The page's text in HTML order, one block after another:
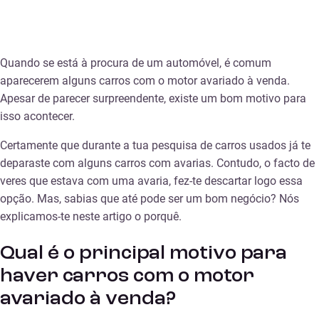
Quando se está à procura de um automóvel, é comum
aparecerem alguns carros com o motor avariado à venda.
Apesar de parecer surpreendente, existe um bom motivo para
isso acontecer.
Certamente que durante a tua pesquisa de carros usados já te
deparaste com alguns carros com avarias. Contudo, o facto de
veres que estava com uma avaria, fez-te descartar logo essa
opção. Mas, sabias que até pode ser um bom negócio? Nós
explicamos-te neste artigo o porquê.
Qual é o principal motivo para
haver carros com o motor
avariado à venda?